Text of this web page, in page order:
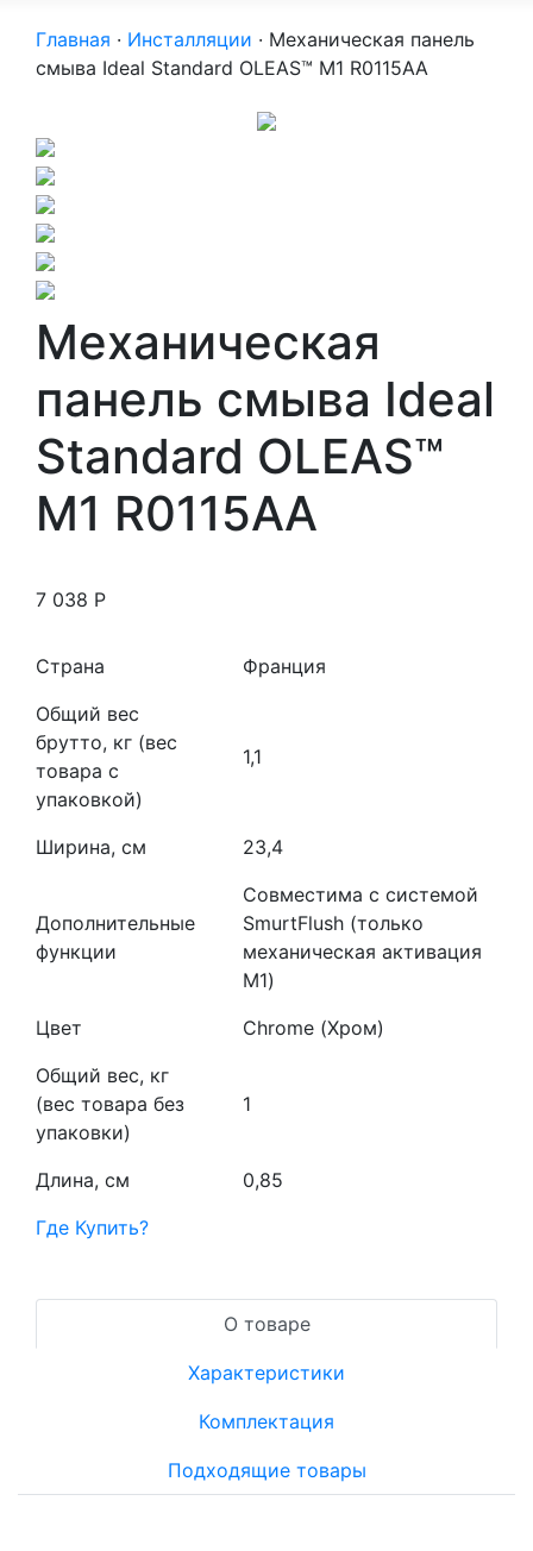
Главная · Инсталляции · Механическая панель
смыва Ideal Standard OLEAS™ M1 R0115AA
Механическая
панель смыва Ideal
Standard OLEAS™
M1 R0115AA
7 038 Р
Страна
Франция
Общий вес
брутто, кг (вес
товара с
упаковкой)
1,1
Ширина, см 23,4
Дополнительные
функции
Совместима с системой
SmurtFlush (только
механическая активация
М1)
Цвет
Chrome (Хром)
Общий вес, кг
(вес товара без
упаковки)
1
Длина, см
0,85
Где Купить?
О товаре
Характеристики
Комплектация
Подходящие товары